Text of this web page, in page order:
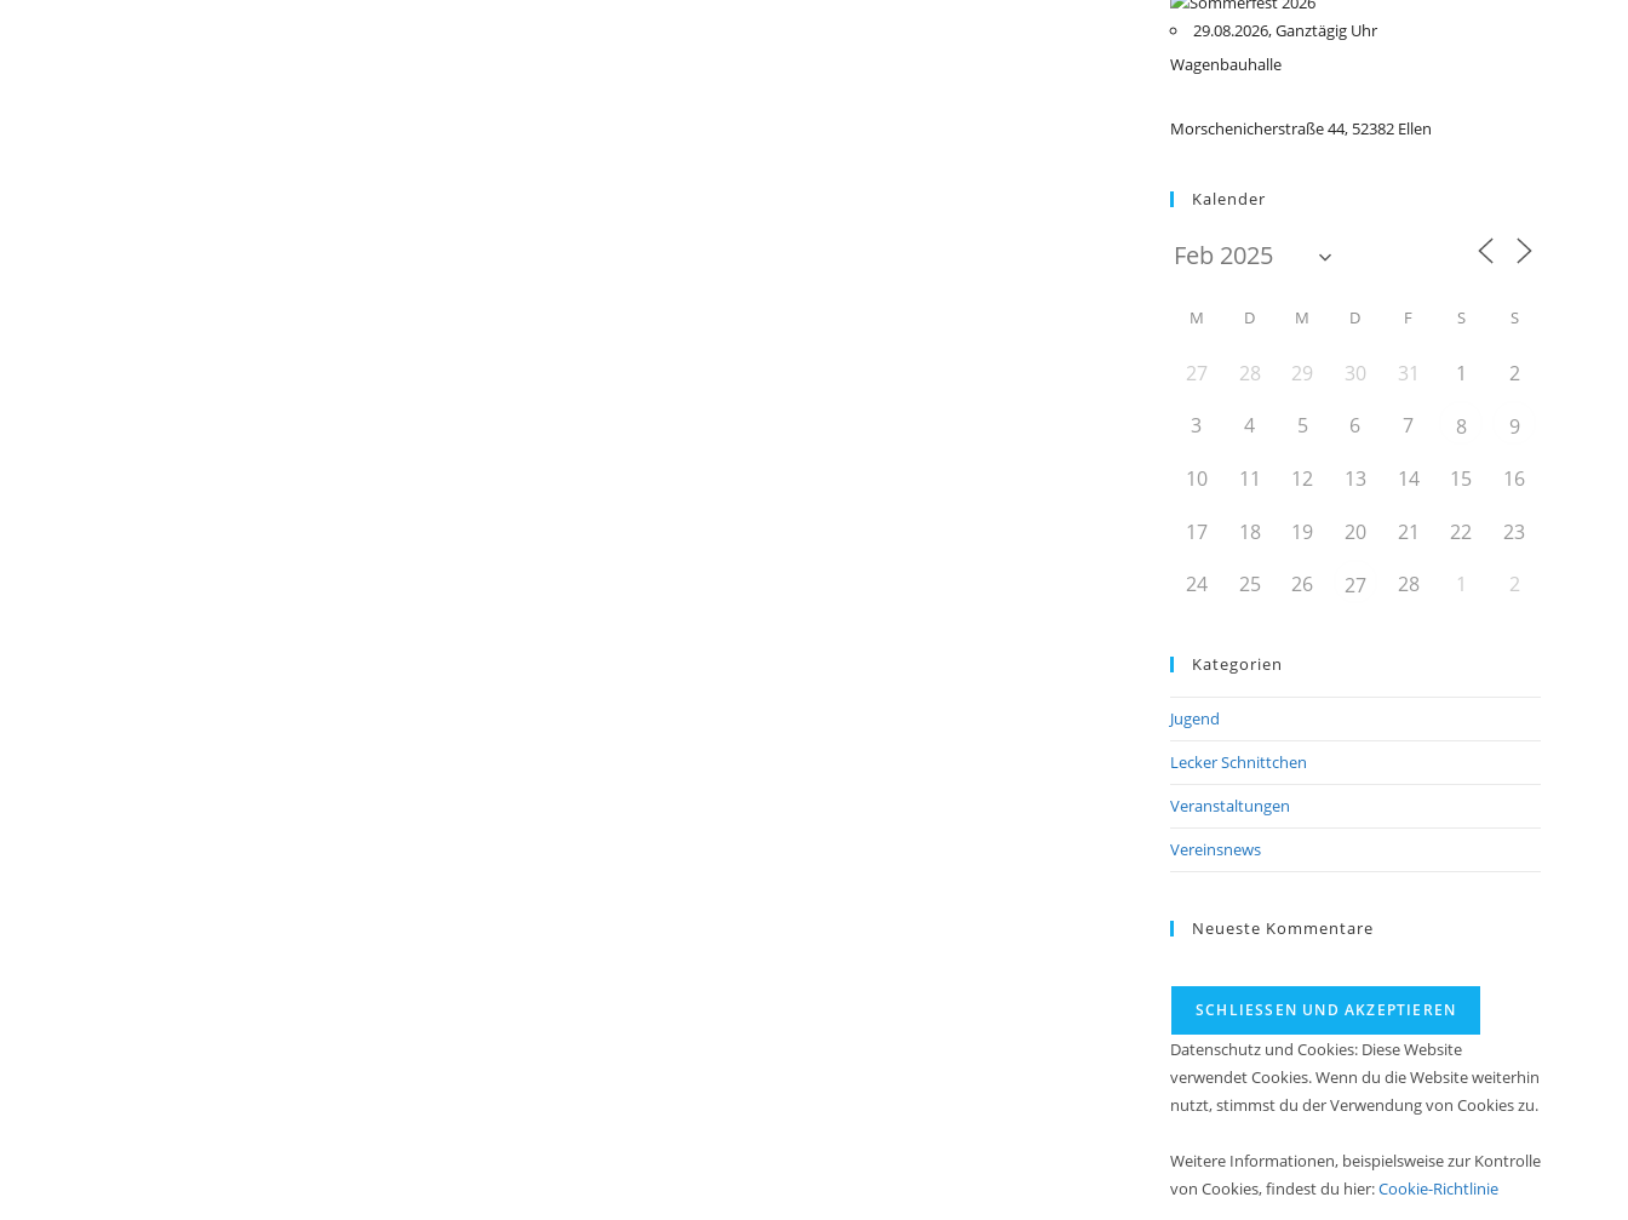
29.08.2026, Ganztägig Uhr
Wagenbauhalle
Morschenicherstraße 44, 52382 Ellen
Kalender
M D M D F S S
27 28 29 30 31 1
2
3
4 5 6 7 8
9
10
11 12 13 14 15
16
17
18 19 20 21 22
23
24
25 26 27 28 1 2
Kategorien
Jugend
Lecker Schnittchen
Veranstaltungen
Vereinsnews
Neueste Kommentare
Datenschutz und Cookies: Diese Website
verwendet Cookies. Wenn du die Website weiterhin
nutzt, stimmst du der Verwendung von Cookies zu.
Weitere Informationen, beispielsweise zur Kontrolle
von Cookies, findest du hier:Cookie-Richtlinie